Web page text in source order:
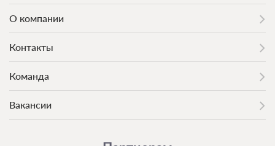
О компании
Контакты
Команда
Вакансии